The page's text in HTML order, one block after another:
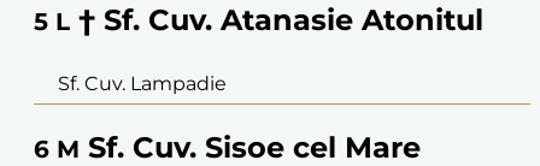
5 L † Sf. Cuv. Atanasie Atonitul
Sf. Cuv. Lampadie
6 M Sf. Cuv. Sisoe cel Mare